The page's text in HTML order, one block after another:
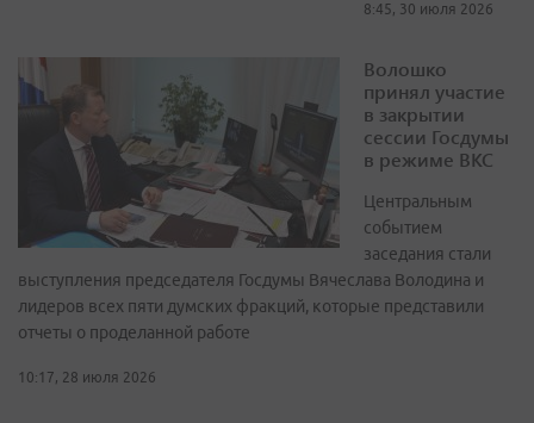
8:45, 30 июля 2026
Волошко
принял участие
в закрытии
сессии Госдумы
в режиме ВКС
Центральным
событием
заседания стали
выступления председателя Госдумы Вячеслава Володина и
лидеров всех пяти думских фракций, которые представили
отчеты о проделанной работе
10:17, 28 июля 2026